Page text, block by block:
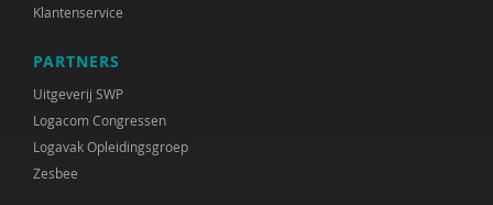
Klantenservice
PARTNERS
Uitgeverij SWP
Logacom Congressen
Logavak Opleidingsgroep
Zesbee